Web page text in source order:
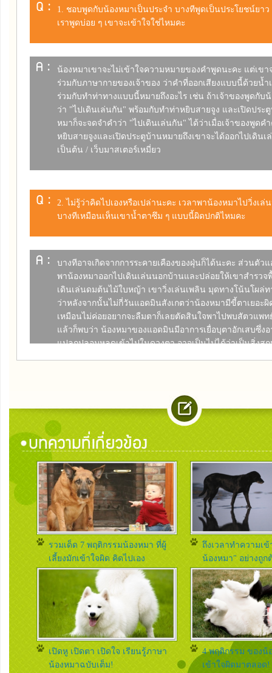
Q :
1. ชอบพูดกับน้องหมาเป็นประจำ บางทีพูดเป็นประโยชน์ยาว
เราพูดบ่อย ๆ เขาจะเข้าใจใช่ไหมคะ
A :
น้องหมาเขาจะไม่เข้าใจความหมายของคำพูดนะคะ แต่เขา
ร่วมกับภาษากายของเจ้าของ ว่าคำที่ออกเสียงแบบนี้ด้วยน้ำ
ร่วมกับทำท่าทางแบบนี้หมายถึงอะไร เช่น ถ้าเจ้าของพูดกับ
ว่า "ไปเดินเล่นกัน" พร้อมกับทำท่าหยิบสายจูง และเปิดประ
หมาก็จะจดจำคำว่า "ไปเดินเล่นกัน" ได้ว่าเมื่อเจ้าของพูดค
หยิบสายจูงและเปิดประตูบ้านหมายถึงเขาจะได้ออกไปเดิน
เป็นต้น / เว็บมาสเตอร์เหมี่ยว
Q :
2. ไม่รู้ว่าคิดไปเองหรือเปล่านะคะ เวลาพาน้องหมาไปวิ่งเล่
บางทีเหมือนเห็นเขาน้ำตาซึม ๆ แบบนี้ผิดปกติไหมคะ
A :
บางทีอาจเกิดจากการระคายเคืองของฝุ่นก็ได้นะคะ ส่วนตัวแ
พาน้องหมาออกไปเดินเล่นนอกบ้านและปล่อยให้เขาสำรวจ
เดินเล่นดมต้นไม้ใบหญ้า เขาวิ่งเล่นเพลิน มุดทางโน้นโผล่
ว่าหลังจากนั้นไม่กี่วันแอดมินสังเกตว่าน้องหมามีขี้ตาเยอะ
เหมือนไม่ค่อยอยากจะลืมตาก็เลยตัดสินใจพาไปพบสัตวแพท
แล้วก็พบว่า น้องหมาของแอดมินมีอาการเยื่อบุตาอักเสบซึ่งอ
แปลกปลอมหลุดเข้าไปในดวงตา อาจเป็นไปได้ว่าเป็นสิ่งสก
สัตวแพทย์ทันทีนะคะ / เว็บมาสเตอร์เหมี่ยว
Q :
3. น้องหมาที่บ้านจะเข้าใจและทำตามทุกครั้งที่เรียกไปฉี่หรือ
เพราะคุ้นเคยกับคำพูดที่เราพูดกับเค้าเป็นประจำตั้งแต่เด็กก็ไ
A :
ใช่แล้วค่ะถ้าหากใช้วิธีฝึกให้เขาทำตามคำสั่งเจ้าของตั้งแต่เ
จดจำคำพูดหรือคำสั่งของเจ้าของได้แม่นยำทีเดียวล่ะค่ะ / เ
เหมี่ยว
4. เวลากลับจากทำงาน น้องหมาจะวิ่งมารับ ดูเขาดีใจมาก
ยิ้มให้เราด้วย
A :
เป็นปกติที่น้องหมาจะตื่นเต้นดีใจเวลาที่เจ้าของกลับมาบ้าน
อาการดีใจของเขาสามารถดูได้จากภาษากายของน้องหมา
รวมเด็ด 7 พฤติกรรมน้องหมา ที่ผู้
เลี้ยงมักเข้าใจผิด คิดไปเอง
ถึงเวลาทำความเ
น้องหมา" อย่างถูก
เปิดหู เปิดตา เปิดใจ เรียนรู้ภาษา
น้องหมาฉบับเต็ม!
4 พฤติกรรม ของน้
เข้าใจผิดมาตลอด!